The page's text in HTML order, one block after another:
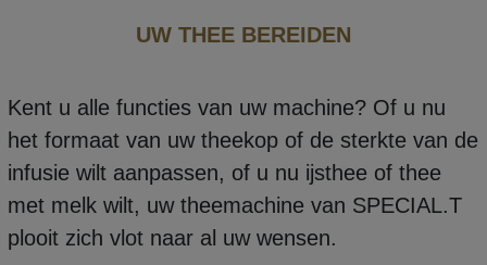
UW THEE BEREIDEN
Kent u alle functies van uw machine? Of u nu
het formaat van uw theekop of de sterkte van de
infusie wilt aanpassen, of u nu ijsthee of thee
met melk wilt, uw theemachine van SPECIAL.T
plooit zich vlot naar al uw wensen.